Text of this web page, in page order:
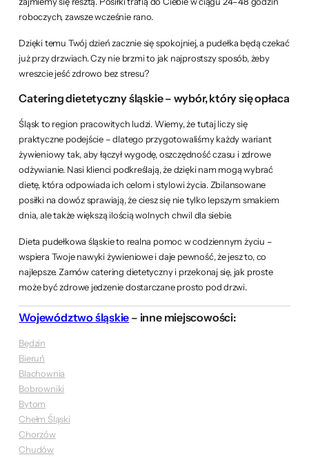
roboczych, zawsze wcześnie rano.
Dzięki temu Twój dzień zacznie się spokojniej, a pudełka będą czekać
już przy drzwiach. Czy nie brzmi to jak najprostszy sposób, żeby
wreszcie jeść zdrowo bez stresu?
Catering dietetyczny śląskie – wybór, który się opłaca
Śląsk to region pracowitych ludzi. Wiemy, że tutaj liczy się
praktyczne podejście – dlatego przygotowaliśmy każdy wariant
żywieniowy tak, aby łączył wygodę, oszczędność czasu i zdrowe
odżywianie. Nasi klienci podkreślają, że dzięki nam mogą wybrać
dietę, która odpowiada ich celom i stylowi życia. Zbilansowane
posiłki na dowóz sprawiają, że ciesz się nie tylko lepszym smakiem
dnia, ale także większą ilością wolnych chwil dla siebie.
Dieta pudełkowa śląskie to realna pomoc w codziennym życiu –
wspiera Twoje nawyki żywieniowe i daje pewność, że jesz to, co
najlepsze. Zamów catering dietetyczny i przekonaj się, jak proste
może być zdrowe jedzenie dostarczane prosto pod drzwi.
Województwo śląskie – inne miejscowości:
Będzin
Bieruń
Blachownia
Bobrowniki
Bytom
Chełm Śląski
Chorzów
Chudów